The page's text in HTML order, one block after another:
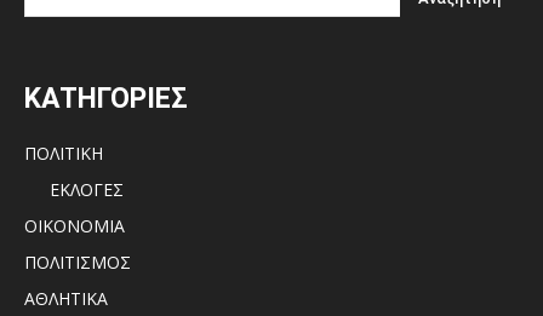
ΚΑΤΗΓΟΡΙΕΣ
ΠΟΛΙΤΙΚΗ
ΕΚΛΟΓΕΣ
ΟΙΚΟΝΟΜΙΑ
ΠΟΛΙΤΙΣΜΟΣ
ΑΘΛΗΤΙΚΑ